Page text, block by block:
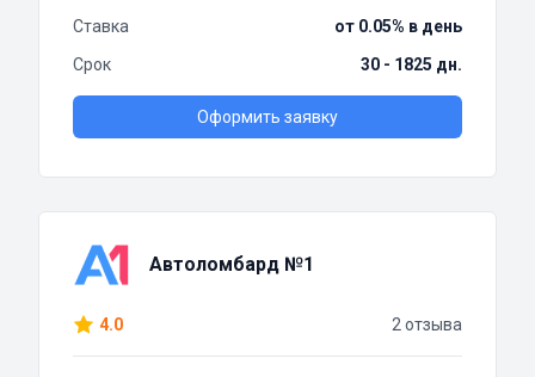
Ставка
от 0.05% в день
Срок
30 - 1825 дн.
Оформить заявку
Автоломбард №1
4.0 2 отзыва